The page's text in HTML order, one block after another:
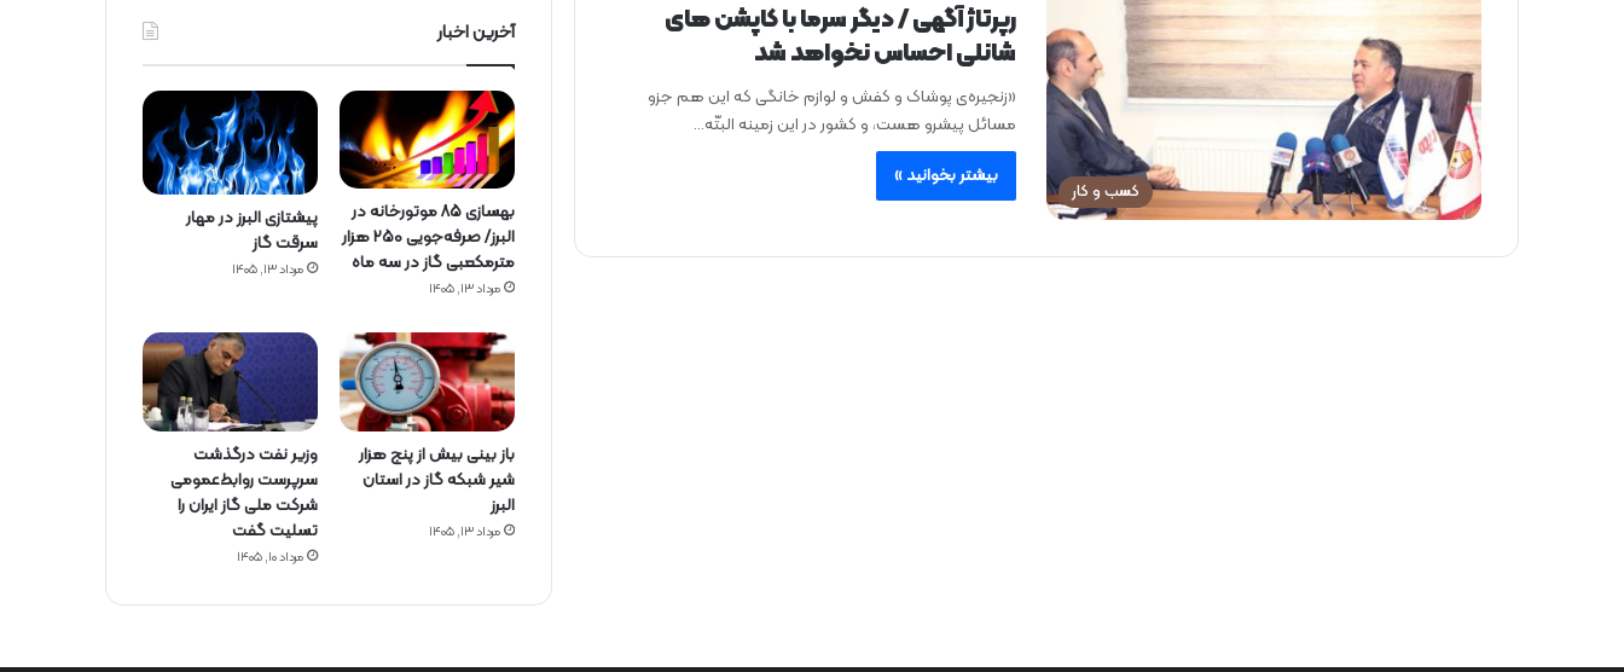
کسب و کار
رپرتاژ آگهی / دیگر سرما با کاپشن های
شانلی احساس نخواهد شد
«زنجیره‌ی پوشاک و کفش و لوازم خانگی که این هم جزو
مسائل پیشرو هست، و کشور در این زمینه البتّه…
بیشتر بخوانید »
آخرین اخبار
بهسازی ۸۵ موتورخانه در
البرز/ صرفه‌جویی ۲۵۰ هزار
مترمکعبی گاز در سه ماه
مرداد ۱۳, ۱۴۰۵
پیشتازی البرز در مهار
سرقت گاز
مرداد ۱۳, ۱۴۰۵
باز بینی بیش از پنج هزار
شیر شبکه گاز در استان
البرز
مرداد ۱۳, ۱۴۰۵
وزیر نفت درگذشت
سرپرست روابط‌عمومی
شرکت ملی گاز ایران را
تسلیت گفت
مرداد ۱۰, ۱۴۰۵